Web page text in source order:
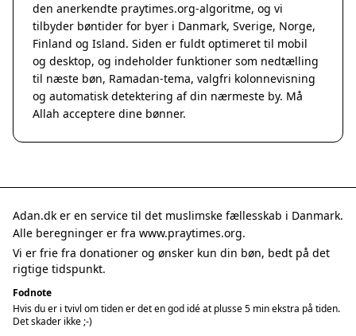
den anerkendte praytimes.org-algoritme, og vi
tilbyder bøntider for byer i Danmark, Sverige, Norge,
Finland og Island. Siden er fuldt optimeret til mobil
og desktop, og indeholder funktioner som nedtælling
til næste bøn, Ramadan-tema, valgfri kolonnevisning
og automatisk detektering af din nærmeste by. Må
Allah acceptere dine bønner.
Adan.dk er en service til det muslimske fællesskab i Danmark.
Alle beregninger er fra www.praytimes.org.
Vi er frie fra donationer og ønsker kun din bøn, bedt på det
rigtige tidspunkt.
Fodnote
Hvis du er i tvivl om tiden er det en god idé at plusse 5 min ekstra på tiden.
Det skader ikke ;-)